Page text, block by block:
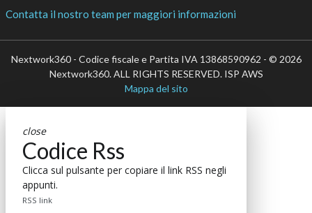
Contatta il nostro team per maggiori informazioni
Nextwork360 - Codice fiscale e Partita IVA 13868590962 - © 2026
Nextwork360. ALL RIGHTS RESERVED. ISP AWS
Mappa del sito
close
Codice Rss
Clicca sul pulsante per copiare il link RSS negli
appunti.
RSS link